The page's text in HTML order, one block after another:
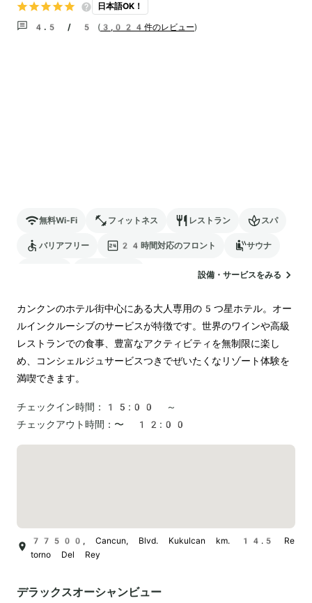
日本語OK！
4.5 / 5 ( 3,024件のレビュー)
無料Wi-Fi フィットネス レストラン スパ
バリアフリー 24時間対応のフロント サウナ
設備・サービスをみる
カンクンのホテル街中心にある大人専用の5つ星ホテル。オー
ルインクルーシブのサービスが特徴です。世界のワインや高級
レストランでの食事、豊富なアクティビティを無制限に楽し
め、コンシェルジュサービスつきでぜいたくなリゾート体験を
満喫できます。
チェックイン時間：
15:00 ～
チェックアウト時間： 〜 12:00
77500, Cancun, Blvd. Kukulcan km. 14.5 Re
torno Del Rey
デラックスオーシャンビュー